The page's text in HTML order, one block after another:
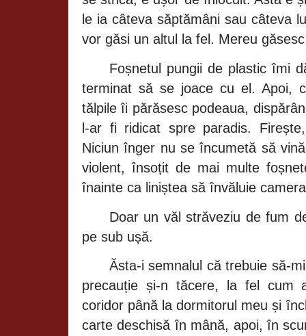
le ia câteva săptămâni sau câteva
vor găsi un altul la fel. Mereu
Foșnetul pungii de plasticîmi
terminat să se joace cu el. Apoi,
tălpile îi părăsesc podeaua,
l-ar fi ridicat spre paradis.
Niciunînger nu seîncumetă să
violent,însoțit de mai multe
înainte ca liniștea să învăluie
Doar un văl străveziu de fum
pe sub ușă.
Ăsta-isemnalul cătrebuie să-
precauție și-n tăcere, la fel cum
coridor până la dormitorul meuși
cartedeschisă în mână, apoi,în